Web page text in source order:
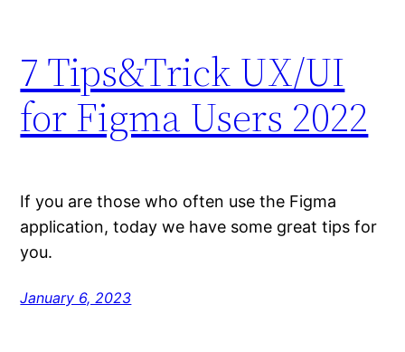
7 Tips&Trick UX/UI
for Figma Users 2022
If you are those who often use the Figma
application, today we have some great tips for
you.
January 6, 2023